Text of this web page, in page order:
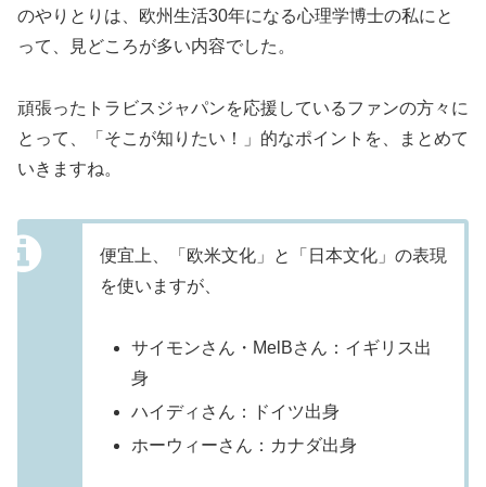
のやりとりは、欧州生活30年になる心理学博士の私にと
って、見どころが多い内容でした。
頑張ったトラビスジャパンを応援しているファンの方々に
とって、「そこが知りたい！」的なポイントを、まとめて
いきますね。
便宜上、「欧米文化」と「日本文化」の表現
を使いますが、
サイモンさん・MelBさん：イギリス出
身
ハイディさん：ドイツ出身
ホーウィーさん：カナダ出身